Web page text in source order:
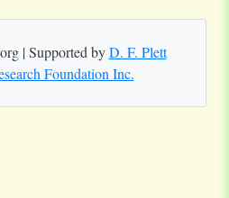
| Supported byD. F. Plett
Foundation Inc.